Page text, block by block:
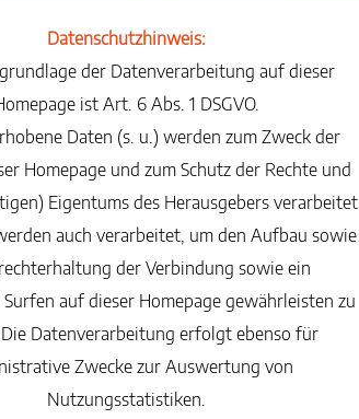
Datenschutzhinweis:
der Datenverarbeitung auf dieser
ist Art. 6 Abs. 1 DSGVO.
Daten (s. u.) werden zum Zweck der
Homepage und zum Schutz der Rechte und
Eigentums des Herausgebers verarbeitet.
auch verarbeitet, um den Aufbau sowie
der Verbindung sowie ein
auf dieser Homepage gewährleisten zu
Datenverarbeitung erfolgt ebenso für
Zwecke zur Auswertung von
Nutzungsstatistiken.